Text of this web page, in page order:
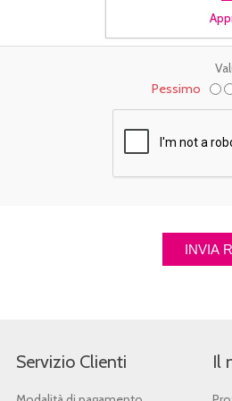
Pessimo
Servizio Clienti Il